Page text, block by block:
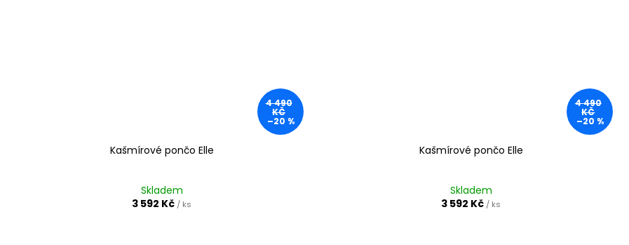
4 490
KČ
–20 %
Kašmírové pončo Elle
Skladem
3 592 Kč / ks
4 490
KČ
–20 %
Kašmírové pončo Elle
Skladem
3 592 Kč / ks